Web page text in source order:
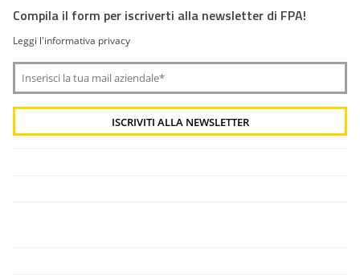
Compila il form per iscriverti alla newsletter di FPA!
Leggi l'informativa privacy